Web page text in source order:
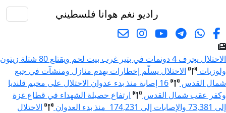
راديو نغم هوانا فلسطيني
الاحتلال يجرف 4 دونمات في بتير غرب بيت لحم ويقتلع 80 شتلة زيتون
ولوزيات
الاحتلال يسلّم إخطارات بهدم منازل ومنشآت في جبع
شمال القدس
16 إصابة منذ بدء عدوان الاحتلال على مخيم قلنديا
وكفر عقب شمال القدس
ارتفاع حصيلة الشهداء في قطاع غزة
إلى 73,381 والإصابات إلى 174,231 منذ بدء العدوان
الاحتلال